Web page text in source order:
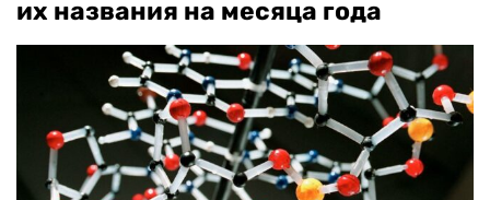
их названия на месяца года